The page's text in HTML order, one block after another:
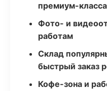
премиум-класса
Фото- и
работам
Склад
быстрый заказ
Кофе-зона и